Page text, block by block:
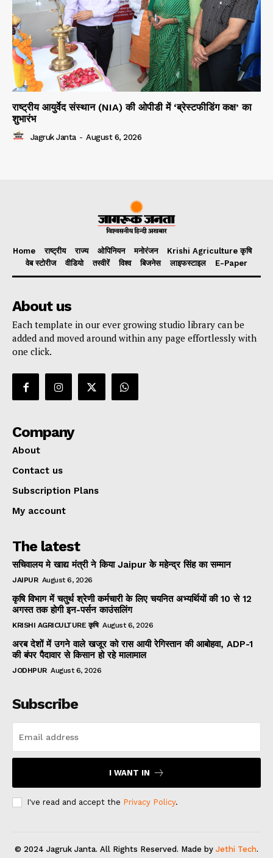
राष्ट्रीय आयुर्वेद संस्थान (NIA) की ओपीडी में ‘ब्रेस्टफीडिंग कक्ष’ का
शुभारंभ
Jagruk Janta - August 6, 2026
Home राष्ट्रीय राज्य ओपिनियन मनोरंजन
Krishi Agriculture कृषि
वेब स्टोरीज
वीडियो तस्वीरें विश्व बिजनेस लाइफस्टाइल E-Paper
About us
Each template in our ever growing studio library can be
added and moved around within any page effortlessly with
one click.
Company
About
Contact us
Subscription Plans
My account
The latest
सचिवालय मे खाद्य मंत्री ने किया Jaipur के महेन्द्र सिंह का सम्मान
JAIPUR August 6, 2026
कृषि विभाग में चतुर्थ श्रेणी कर्मचारी के लिए चयनित अभ्यर्थियों की 10 से 12
अगस्त तक होगी इन-पर्सन काउंसलिंग
KRISHI AGRICULTURE कृषि August 6, 2026
अरब देशों में उगने वाले खजूर को रास आयी रेगिस्तान की आबोहवा, ADP-1
की बंपर पैदावार से किसान हो रहे मालामाल
JODHPUR August 6, 2026
Subscribe
I WANT IN
I've read and accept the Privacy Policy.
© 2024 Jagruk Janta. All Rights Reserved. Made by Jethi Tech.